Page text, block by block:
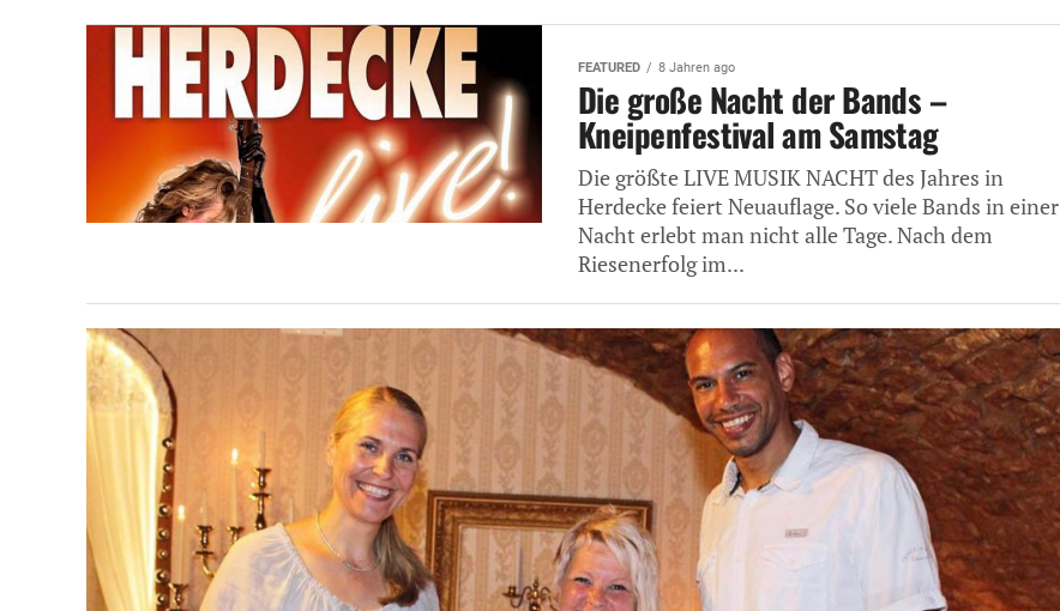
FEATURED 8 Jahren ago
Die große Nacht der Bands –
Kneipenfestival am Samstag
Die größte LIVE MUSIK NACHT des Jahres in
Herdecke feiert Neuauflage. So viele Bands in einer
Nacht erlebt man nicht alle Tage. Nach dem
Riesenerfolg im...